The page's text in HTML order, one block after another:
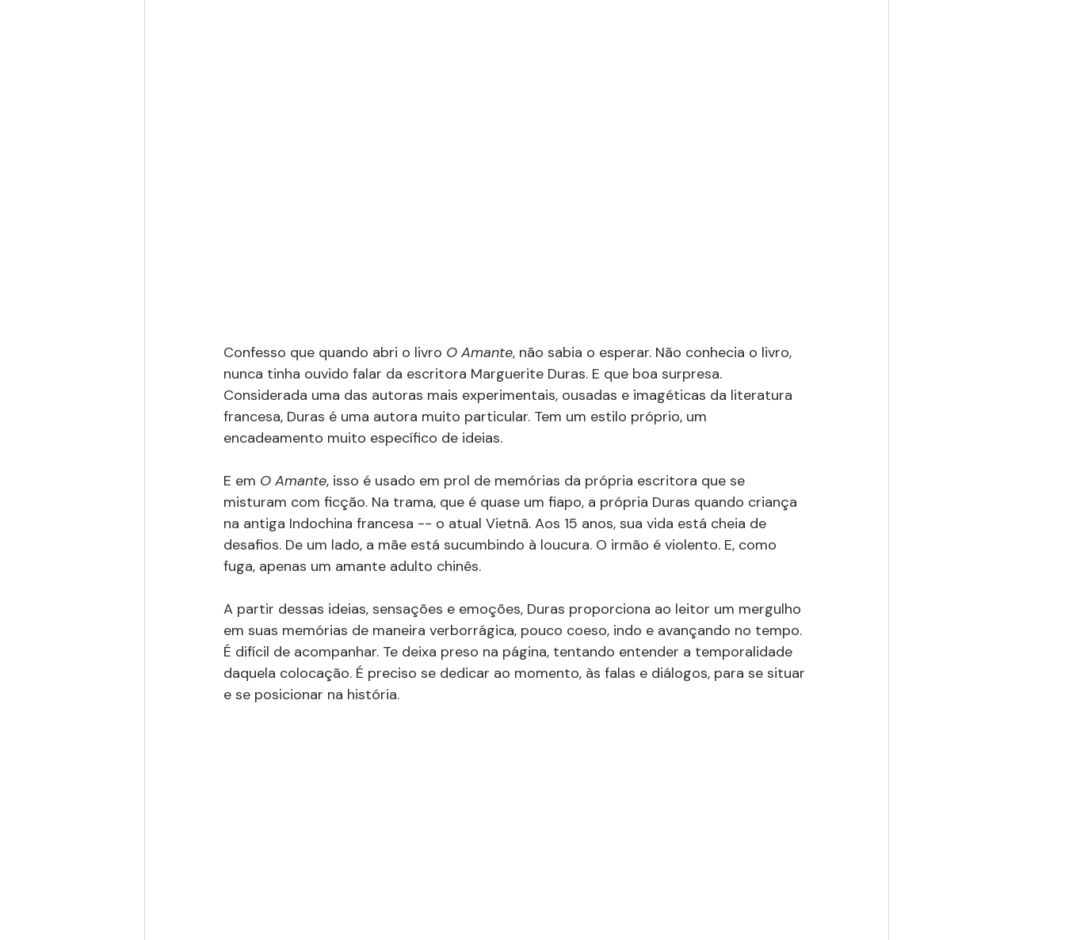
Confesso que quando abri o livro O Amante, não sabia o esperar. Não conhecia o livro,
nunca tinha ouvido falar da escritora Marguerite Duras. E que boa surpresa.
Considerada uma das autoras mais experimentais, ousadas e imagéticas da literatura
francesa, Duras é uma autora muito particular. Tem um estilo próprio, um
encadeamento muito específico de ideias.
E em O Amante, isso é usado em prol de memórias da própria escritora que se
misturam com ficção. Na trama, que é quase um fiapo, a própria Duras quando criança
na antiga Indochina francesa -- o atual Vietnã. Aos 15 anos, sua vida está cheia de
desafios. De um lado, a mãe está sucumbindo à loucura. O irmão é violento. E, como
fuga, apenas um amante adulto chinês.
A partir dessas ideias, sensações e emoções, Duras proporciona ao leitor um mergulho
em suas memórias de maneira verborrágica, pouco coeso, indo e avançando no tempo.
É difícil de acompanhar. Te deixa preso na página, tentando entender a temporalidade
daquela colocação. É preciso se dedicar ao momento, às falas e diálogos, para se situar
e se posicionar na história.